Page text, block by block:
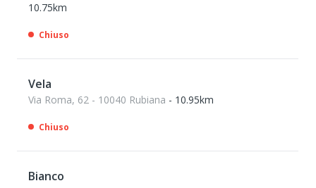
10.75km
Chiuso
Vela
Via Roma, 62 - 10040 Rubiana - 10.95km
Chiuso
Bianco